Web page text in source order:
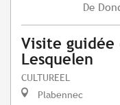
De
Visite guidée
Lesquelen
CULTUREEL
Plabennec